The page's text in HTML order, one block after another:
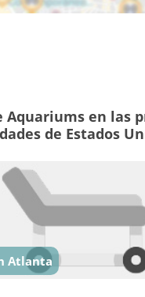
Aquariums en las
de Estados
Atlanta